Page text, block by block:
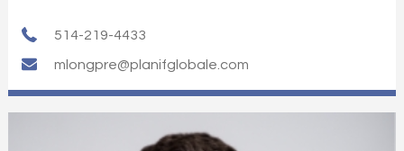
514-219-4433
mlongpre@planifglobale.com